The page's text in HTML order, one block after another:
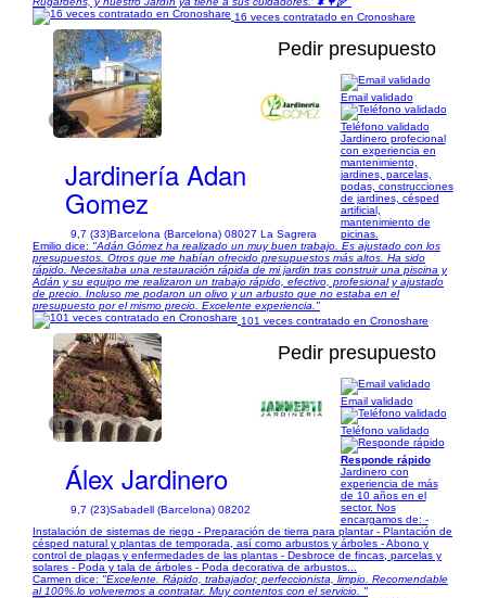
16 veces contratado en Cronoshare
1/34
Pedir presupuesto
Jardinería Adan
Gomez
9,7 (33)Barcelona (Barcelona) 08027 La Sagrera
Email validado
Teléfono validado
Jardinero profecional
con experiencia en
mantenimiento,
jardines, parcelas,
podas, construcciones
de jardines, césped
artificial,
mantenimiento de
picinas.
Emilio dice: "Adán Gómez ha realizado un muy buen trabajo. Es ajustado con los
presupuestos. Otros que me habían ofrecido presupuestos más altos. Ha sido
rápido. Necesitaba una restauración rápida de mi jardin tras construir una piscina y
Adán y su equipo me realizaron un trabajo rápido, efectivo, profesional y ajustado
de precio. Incluso me podaron un olivo y un arbusto que no estaba en el
presupuesto por el mismo precio. Excelente experiencia."
101 veces contratado en Cronoshare
1/8
Pedir presupuesto
Álex Jardinero
9,7 (23)Sabadell (Barcelona) 08202
Email validado
Teléfono validado
Responde rápido
Jardinero con
experiencia de más
de 10 años en el
sector. Nos
encargamos de: -
Instalación de sistemas de riego - Preparación de tierra para plantar - Plantación de
césped natural y plantas de temporada, así como arbustos y árboles - Abono y
control de plagas y enfermedades de las plantas - Desbroce de fincas, parcelas y
solares - Poda y tala de árboles - Poda decorativa de arbustos...
Carmen dice: "Excelente. Rápido, trabajador, perfeccionista, limpio. Recomendable
al 100%.lo volveremos a contratar. Muy contentos con el servicio. "